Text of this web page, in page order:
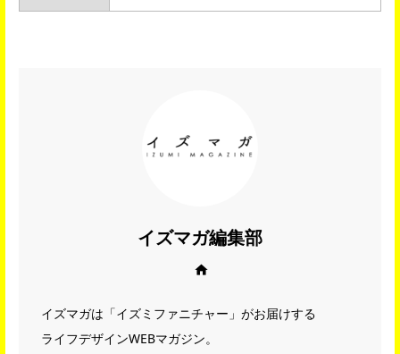
イズマガ編集部
イズマガは「イズミファニチャー」がお届けする
ライフデザインWEBマガジン。